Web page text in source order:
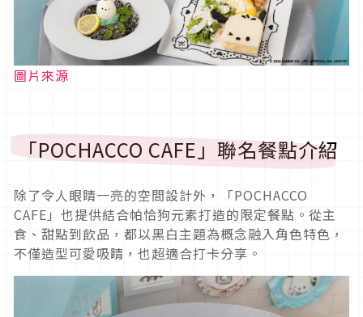
圖片來源
「POCHACCO CAFE」聯名餐點介紹
除了令人眼睛一亮的空間設計外，「POCHACCO
CAFE」也提供結合帕恰狗元素打造的限定餐點。從主
食、甜點到飲品，都以黑白主題為概念融入角色特色，
不僅造型可愛吸睛，也超適合打卡分享。